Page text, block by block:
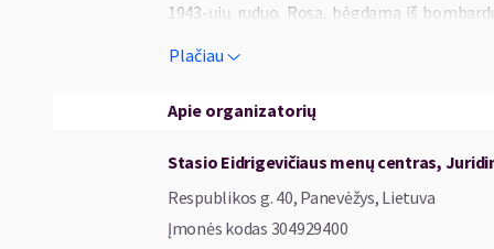
1943-ųjų ruduo. Rosa, bėgdama iš
gyvena jos uošviai. Čia ji tikėjosi sulaukti
su dar devyniomis išbadėjusiomis
Kiekvienas kąsnis gali būti paskutinis.
ragautojų mezgasi sąjungos, gimsta
Plačiau
Apie organizatorių
Stasio Eidrigevičiaus menų centras,
Respublikos g. 40, Panevėžys, Lietuva
Įmonės kodas 304929400